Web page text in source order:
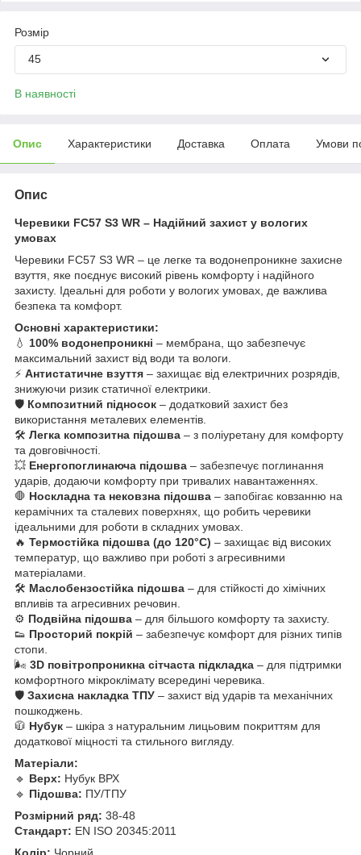
Розмір
45
В наявності
Опис Характеристики Доставка Оплата Умови
Опис
Черевики FC57 S3 WR – Надійний захист у вологих
умовах
Черевики FC57 S3 WR – це легке та водонепроникне захисне
взуття, яке поєднує високий рівень комфорту і надійного
захисту. Ідеальні для роботи у вологих умовах, де важлива
безпека та комфорт.
Основні характеристики:
💧 100% водонепроникні – мембрана, що забезпечує
максимальний захист від води та вологи.
⚡ Антистатичне взуття – захищає від електричних розрядів,
знижуючи ризик статичної електрики.
🛡️ Композитний підносок – додатковий захист без
використання металевих елементів.
🛠️ Легка композитна підошва – з поліуретану для комфорту
та довговічності.
💥 Енергопоглинаюча підошва – забезпечує поглинання
ударів, додаючи комфорту при тривалих навантаженнях.
🛑 Носкладна та нековзна підошва – запобігає ковзанню на
керамічних та сталевих поверхнях, що робить черевики
ідеальними для роботи в складних умовах.
🔥 Термостійка підошва (до 120°C) – захищає від високих
температур, що важливо при роботі з агресивними
матеріалами.
🛠️ Маслобензостійка підошва – для стійкості до хімічних
впливів та агресивних речовин.
⚙️ Подвійна підошва – для більшого комфорту та захисту.
👟 Просторий покрій – забезпечує комфорт для різних типів
стопи.
🌬️ 3D повітропроникна сітчаста підкладка – для підтримки
комфортного мікроклімату всередині черевика.
🛡️ Захисна накладка ТПУ – захист від ударів та механічних
пошкоджень.
🧥 Нубук – шкіра з натуральним лицьовим покриттям для
додаткової міцності та стильного вигляду.
Матеріали:
🔹 Верх: Нубук ВРХ
🔹 Підошва: ПУ/ТПУ
Розмірний ряд: 38-48
Стандарт: EN ISO 20345:2011
Колір: Чорний